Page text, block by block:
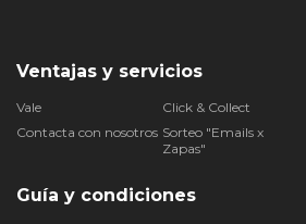
Ventajas y servicios
Vale Click & Collect
Contacta con nosotros Sorteo "Emails x
Zapas"
Guía y condiciones